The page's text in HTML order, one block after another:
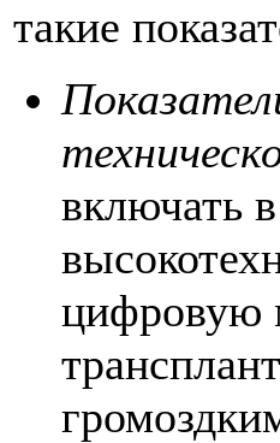
такие
включать
цифровую